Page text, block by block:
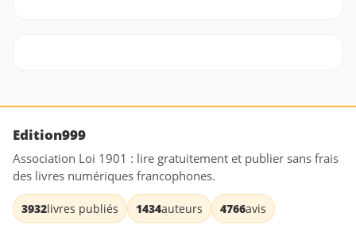
Edition999
Association Loi 1901 : lire gratuitement et publier sans frais
des livres numériques francophones.
3932livres publiés 1434auteurs 4766avis